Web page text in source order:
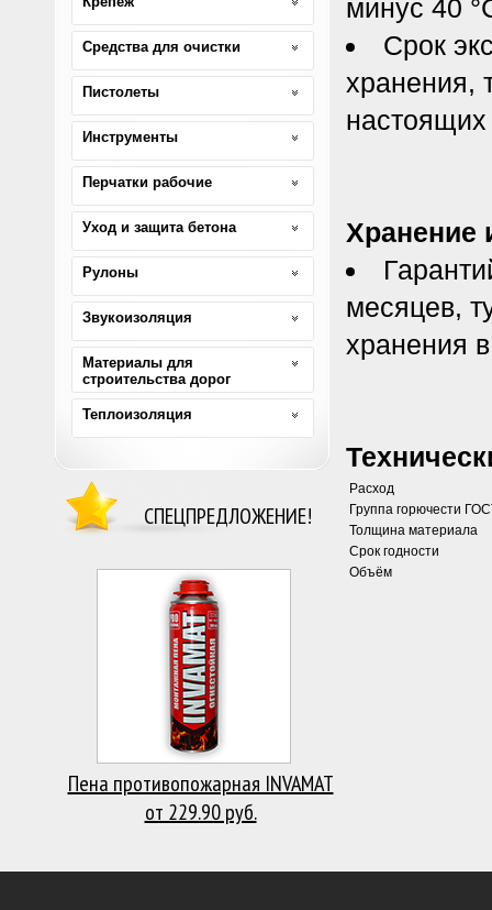
минус 40
Срок
хранения,
настоящих
Хранение
месяцев,
хранения
Расход
Группа горючести
Толщина материала
Срок годности
Объём
Средства для очистки
Пистолеты
Инструменты
Перчатки рабочие
Уход и защита бетона
Рулоны
Звукоизоляция
Материалы для
строительства дорог
Теплоизоляция
СПЕЦПРЕДЛОЖЕНИЕ!
Пена противопожарная INVAMAT
от 229.90 руб.